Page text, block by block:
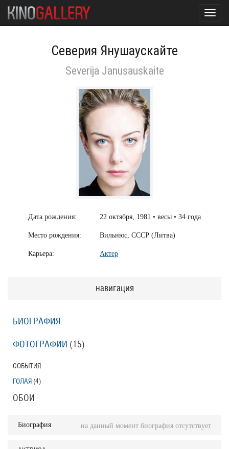
Северия Янушаускайте
Severija Janusauskaite
Дата рождения: 22 октября, 1981 • весы • 34 года
Место рождения: Вильнюс, СССР (Литва)
Карьера: Актер
навигация
БИОГРАФИЯ
ФОТОГРАФИИ (15)
СОБЫТИЯ
ГОЛАЯ (4)
ОБОИ
Биография на данный момент биография отсутствует